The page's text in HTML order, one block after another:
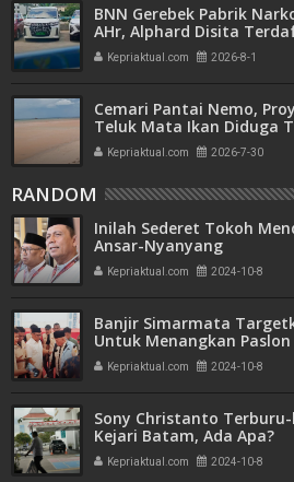
BNN Gerebek Pabrik
AHr, Alphard Disita
Mitra Usaha Properti
Kepriaktual.com 2026-8-1
Cemari Pantai Nemo,
Teluk Mata Ikan Diduga
Amdal
Kepriaktual.com 2026-7-30
RANDOM
Inilah Sederet Tokoh
Ansar-Nyanyang
Kepriaktual.com 2024-10-8
Banjir Simarmata
Untuk Menangkan
Kepriaktual.com 2024-10-8
Sony Christanto
Kejari Batam, Ada Apa?
Kepriaktual.com 2024-10-8